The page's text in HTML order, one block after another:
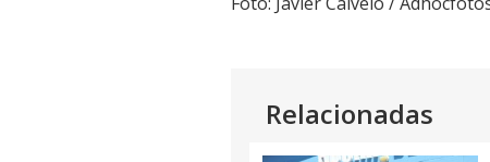
Relacionadas